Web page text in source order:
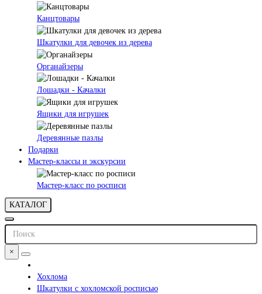
Канцтовары
Шкатулки для девочек из дерева
Органайзеры
Лошадки - Качалки
Ящики для игрушек
Деревянные пазлы
Подарки
Мастер-классы и экскурсии
Мастер-класс по росписи
КАТАЛОГ
×
Хохлома
Шкатулки с хохломской росписью